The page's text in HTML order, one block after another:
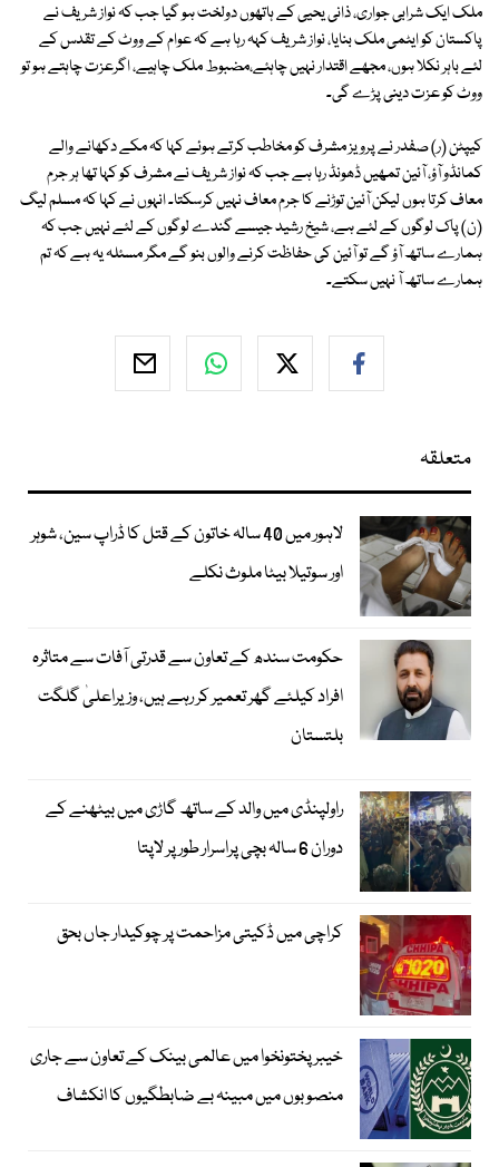
ملک ایک شرابی جواری، ذانی یحیی کے ہاتھوں دولخت ہو گیا جب کہ نواز شریف نے
پاکستان کو ایٹمی ملک بنایا، نواز شریف کہہ رہا ہے کہ عوام کے ووٹ کے تقدس کے
لئے باہر نکلا ہوں، مجھے اقتدار نہیں چاہئے،مضبوط ملک چاہیے، اگرعزت چاہتے ہو تو
ووٹ کو عزت دینی پڑے گی۔
کیپٹن (ر) صفدر نے پرویز مشرف کو مخاطب کرتے ہوئے کہا کہ مکے دکھانے والے
کمانڈو آؤ، آئین تمھیں ڈھونڈ رہا ہے جب کہ نواز شریف نے مشرف کو کہا تھا ہر جرم
معاف کرتا ہوں لیکن آئین توڑنے کا جرم معاف نہیں کرسکتا۔ انہوں نے کہا کہ مسلم لیگ
(ن) پاک لوگوں کے لئے ہے، شیخ رشید جیسے گندے لوگوں کے لئے نہیں جب کہ
ہمارے ساتھ آؤ گے تو آئین کی حفاظت کرنے والوں بنو گے مگر مسئلہ یہ ہے کہ تم
ہمارے ساتھ آ نہیں سکتے۔
متعلقہ
لاہور میں 40 سالہ خاتون کے قتل کا ڈراپ سین، شوہر
اور سوتیلا بیٹا ملوث نکلے
حکومت سندھ کے تعاون سے قدرتی آفات سے متاثرہ
افراد کیلئے گھر تعمیر کر رہے ہیں، وزیراعلیٰ گلگت
بلتستان
راولپنڈی میں والد کے ساتھ گاڑی میں بیٹھنے کے
دوران 6 سالہ بچی پراسرار طور پر لاپتا
کراچی میں ڈکیتی مزاحمت پر چوکیدار جاں بحق
خیبرپختونخوا میں عالمی بینک کے تعاون سے جاری
منصوبوں میں مبینہ بے ضابطگیوں کا انکشاف